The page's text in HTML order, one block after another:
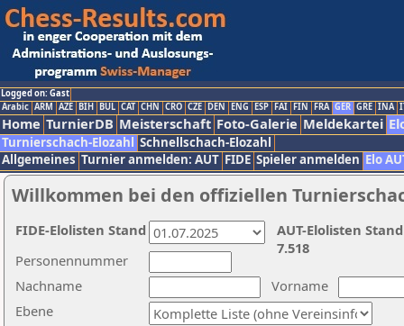
Logged on: Gast
Arabic ARM AZE BIH BUL CAT CHN CRO CZE DEN ENG ESP FAI FIN FRA GER GRE INA
Home TurnierDB Meisterschaft Foto-Galerie Meldekartei
Turnierschach-Elozahl Schnellschach-Elozahl
Allgemeines Turnier anmelden: AUT FIDE Spieler anmelden Elo
Willkommen bei den offiziellen
Nachname
Vorname
Ebene
Personennummer
AUT-Elolisten
7.518
FIDE-Elolisten Stand